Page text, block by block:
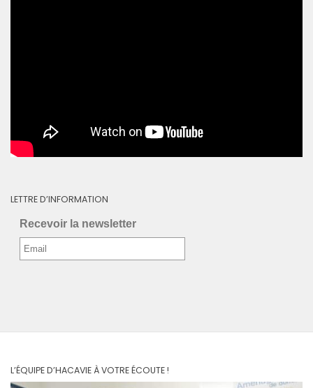
LETTRE D’INFORMATION
Recevoir la newsletter
L’ÉQUIPE D’HACAVIE À VOTRE ÉCOUTE !